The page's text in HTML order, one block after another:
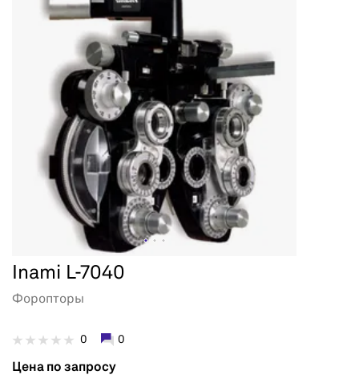
Inami L-7040
Форопторы
0 0
Цена по запросу